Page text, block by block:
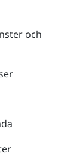
och